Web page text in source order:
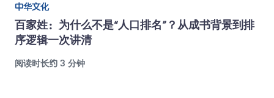
中华文化
百家姓：为什么不是“人口排名”？从成书背景到排
序逻辑一次讲清
阅读时长约 3 分钟